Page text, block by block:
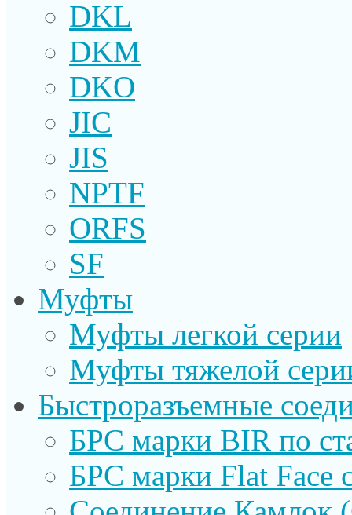
DKL
DKM
DKO
JIC
JIS
NPTF
ORFS
SF
Муфты
Муфты легкой серии
Муфты тяжелой
Быстроразъемные
БРС марки BIR по
БРС марки Flat Face